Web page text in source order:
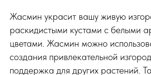
Жасмин украсит вашу живую
раскидистыми кустами с белыми
цветами. Жасмин можно
создания привлекательной
поддержка для других растений.